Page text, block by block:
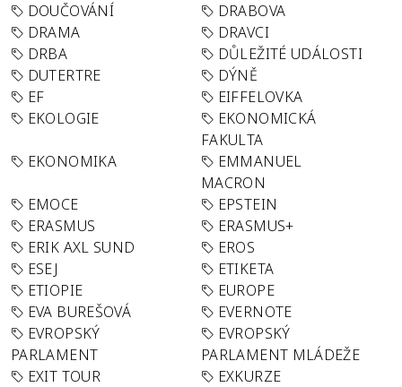
DOUČOVÁNÍ
DRABOVA
DRAMA
DRAVCI
DRBA
DŮLEŽITÉ UDÁLOSTI
DUTERTRE
DÝNĚ
EF
EIFFELOVKA
EKOLOGIE
EKONOMICKÁ
FAKULTA
EKONOMIKA
EMMANUEL
MACRON
EMOCE
EPSTEIN
ERASMUS
ERASMUS+
ERIK AXL SUND
EROS
ESEJ
ETIKETA
ETIOPIE
EUROPE
EVA BUREŠOVÁ
EVERNOTE
EVROPSKÝ
PARLAMENT
EVROPSKÝ
PARLAMENT MLÁDEŽE
EXIT TOUR
EXKURZE